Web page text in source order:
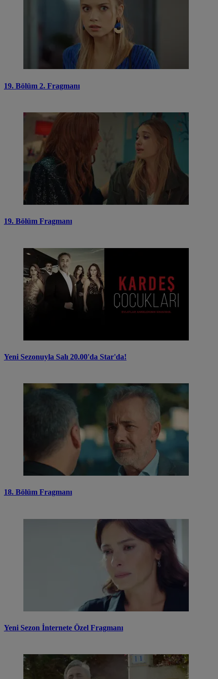
19. Bölüm 2. Fragmanı
19. Bölüm Fragmanı
Yeni Sezonuyla Salı 20.00'da Star'da!
18. Bölüm Fragmanı
Yeni Sezon İnternete Özel Fragmanı